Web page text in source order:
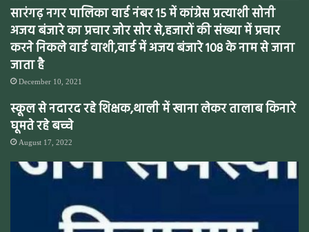
सारंगढ़ नगर पालिका वार्ड नंबर 15 में कांग्रेस प्रत्याशी सोनी
अजय बंजारे का प्रचार जोर सोर से,हजारों की संख्या में प्रचार
करने निकले वार्ड वाशी,वार्ड में अजय बंजारे 108 के नाम से जाना
जाता है
December 10, 2021
स्कूल से नदारद रहे शिक्षक,थाली में खाना लेकर तालाब किनारे
घूमते रहे बच्चे
August 17, 2022